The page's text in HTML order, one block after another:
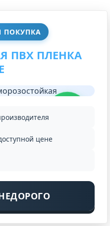
ПОКУПКА
ПВХ ПЛЕНКА
цене